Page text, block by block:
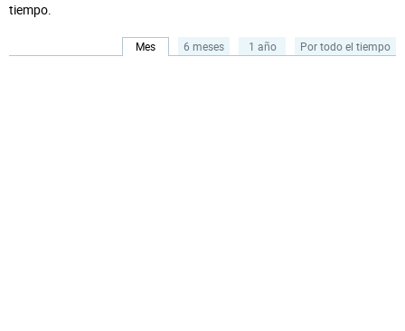
tiempo.
Mes 6 meses 1 año Por todo el tiempo